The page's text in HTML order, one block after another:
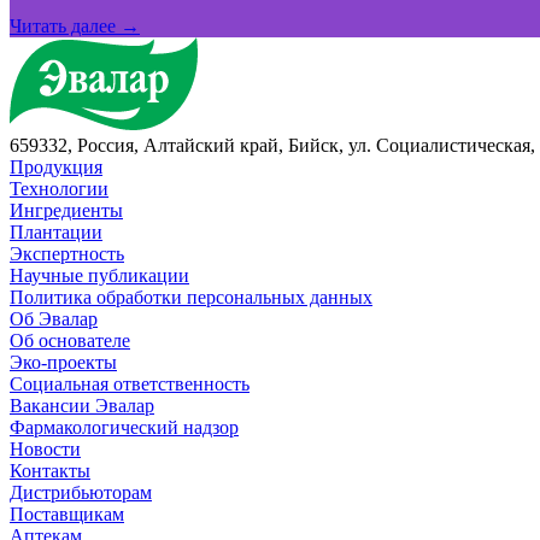
Читать далее →
659332, Россия, Алтайский край, Бийск, ул. Социалистическая,
Продукция
Технологии
Ингредиенты
Плантации
Экспертность
Научные публикации
Политика обработки персональных данных
Об Эвалар
Об основателе
Эко-проекты
Социальная ответственность
Вакансии Эвалар
Фармакологический надзор
Новости
Контакты
Дистрибьюторам
Поставщикам
Аптекам